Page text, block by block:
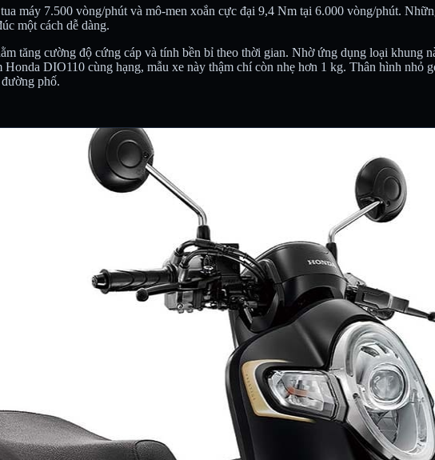
máy 7.500 vòng/phút và mô-men xoắn cực đại 9,4 Nm tại 6.000 vòng/phút.
một cách dễ dàng.
tăng cường độ cứng cáp và tính bền bỉ theo thời gian. Nhờ ứng dụng loại khung
DIO110 cùng hạng, mẫu xe này thậm chí còn nhẹ hơn 1 kg. Thân hình nhỏ
phố.